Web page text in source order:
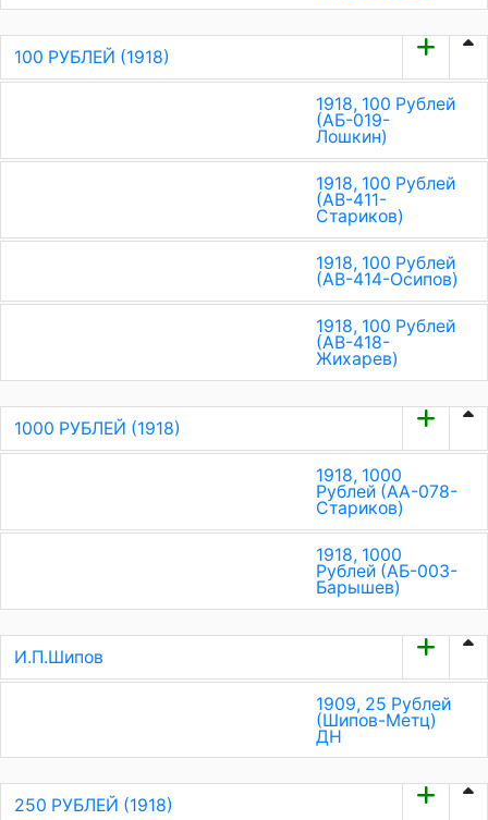
100 РУБЛЕЙ (1918)
1918, 100 Рублей
(АБ-019-
Лошкин)
1918, 100 Рублей
(АВ-411-
Стариков)
1918, 100 Рублей
(АВ-414-Осипов)
1918, 100 Рублей
(АВ-418-
Жихарев)
1000 РУБЛЕЙ (1918)
1918, 1000
Рублей (АА-078-
Стариков)
1918, 1000
Рублей (АБ-003-
Барышев)
И.П.Шипов
1909, 25 Рублей
(Шипов-Метц)
ДН
250 РУБЛЕЙ (1918)